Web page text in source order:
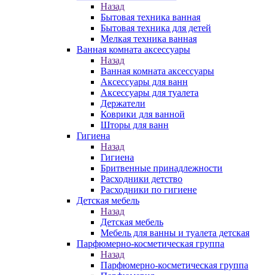
Назад
Бытовая техника ванная
Бытовая техника для детей
Мелкая техника ванная
Ванная комната аксессуары
Назад
Ванная комната аксессуары
Аксессуары для ванн
Аксессуары для туалета
Держатели
Коврики для ванной
Шторы для ванн
Гигиена
Назад
Гигиена
Бритвенные принадлежности
Расходники детство
Расходники по гигиене
Детская мебель
Назад
Детская мебель
Мебель для ванны и туалета детская
Парфюмерно-косметическая группа
Назад
Парфюмерно-косметическая группа